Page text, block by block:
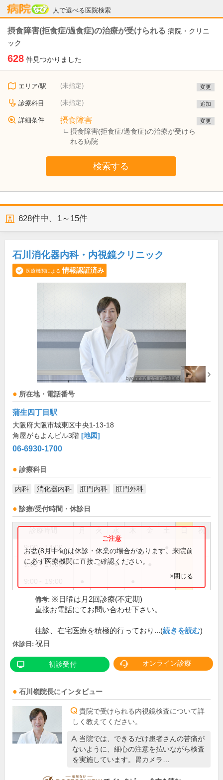
人で選べる医院検索
病院なび
摂食障害(拒食症/過食症)の治療が受けられる 病院・クリニ
ック
628 件見つかりました
エリア/駅 (未指定) 変更
診療科目 (未指定) 追加
詳細条件 摂食障害
摂食障害(拒食症/過食症)の治療が受けら
れる病院
変更
検索する
628件中、 1～15件
石川消化器内科・内視鏡クリニック
医療機関による 情報認証済み
所在地・電話番号
蒲生四丁目駅
大阪府大阪市城東区中央1-13-18
角屋がもよんビル3階 [地図]
06-6930-1700
診療科目
内科 消化器内科 肛門内科 肛門外科
診療/受付時間・休診日
祝
9:00～14:00
9:00～17:00 ● ●
お盆(8月中旬)は休診・休業の場合があります。来院前
に必ず医療機関に直接ご確認ください。
×閉じる
備考: ※日曜は月2回診療(不定期)
直接お電話にてお問い合わせ下さい。
往診、在宅医療を積極的行っており...(続きを読む)
休診日: 祝日
初診受付 オンライン診療
石川嶺院長にインタビュー
貴院で受けられる内視鏡検査について詳
しく教えてください。
当院では、できるだけ患者さんの苦痛が
ないように、細心の注意を払いながら検査
を実施しています。胃カメラ…